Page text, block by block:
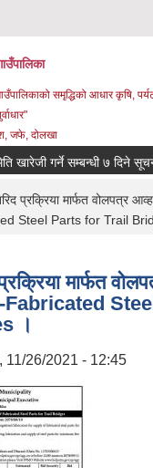
समृद्धिको आधार कृषि,
जफे, दोलखा
खारेजी गर्ने सम्बन्धी ७ दिने सूचना ।
प्रक्रिया मार्फत वोलपत्र
Steel Parts for Trail
मार्फत
-Fabricated
।
11/26/2021 - 12:45